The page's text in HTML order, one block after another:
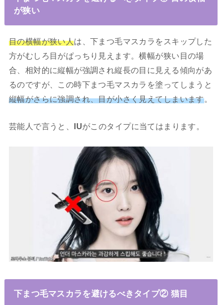
が狭い
目の横幅が狭い人は、下まつ毛マスカラをスキップした
方がむしろ目がぱっちり見えます。横幅が狭い目の場
合、相対的に縦幅が強調され縦長の目に見える傾向があ
るのですが、この時下まつ毛マスカラを塗ってしまうと
縦幅がさらに強調され、目が小さく見えてしまいます。
芸能人で言うと、 IUがこのタイプに当てはまります。
下まつ毛マスカラを避けるべきタイプ② 猫目